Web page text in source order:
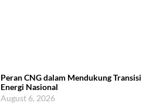
Peran CNG dalam Mendukung Transisi
Energi Nasional
August 6, 2026